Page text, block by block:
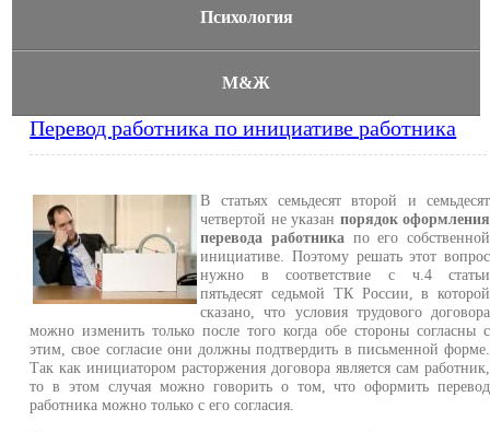
Психология
М&Ж
Перевод работника по инициативе работника
В статьях семьдесят второй и семьдесят
четвертой не указан порядок оформления
перевода работника по его собственной
инициативе. Поэтому решать этот вопрос
нужно в соответствие с ч.4 статьи
пятьдесят седьмой ТК России, в которой
сказано, что условия трудового договора
можно изменить только после того когда обе стороны согласны с
этим, свое согласие они должны подтвердить в письменной форме.
Так как инициатором расторжения договора является сам работник,
то в этом случая можно говорить о том, что оформить перевод
работника можно только с его согласия.